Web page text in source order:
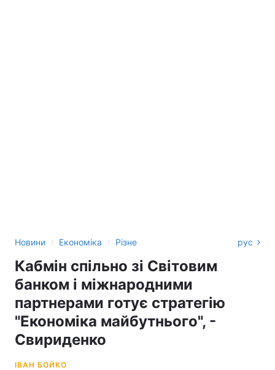
Новини › Економіка › Різне рус
Кабмін спільно зі Світовим
банком і міжнародними
партнерами готує стратегію
"Економіка майбутнього", -
Свириденко
ІВАН БОЙКО